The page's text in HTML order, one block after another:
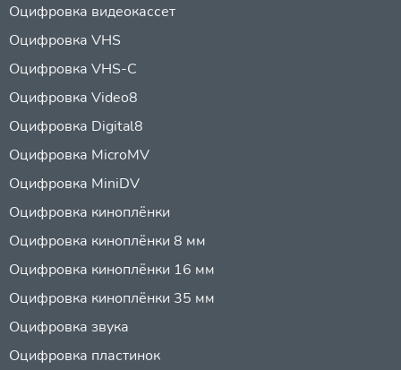
Оцифровка видеокассет
Оцифровка VHS
Оцифровка VHS-C
Оцифровка Video8
Оцифровка Digital8
Оцифровка MicroMV
Оцифровка MiniDV
Оцифровка киноплёнки
Оцифровка киноплёнки 8 мм
Оцифровка киноплёнки 16 мм
Оцифровка киноплёнки 35 мм
Оцифровка звука
Оцифровка пластинок